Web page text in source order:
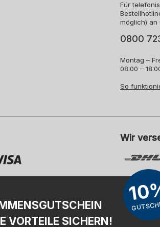
Für
möglich) an
0800
Montag –
08:00 –
So
Wir
VORTEILE SICHERN!